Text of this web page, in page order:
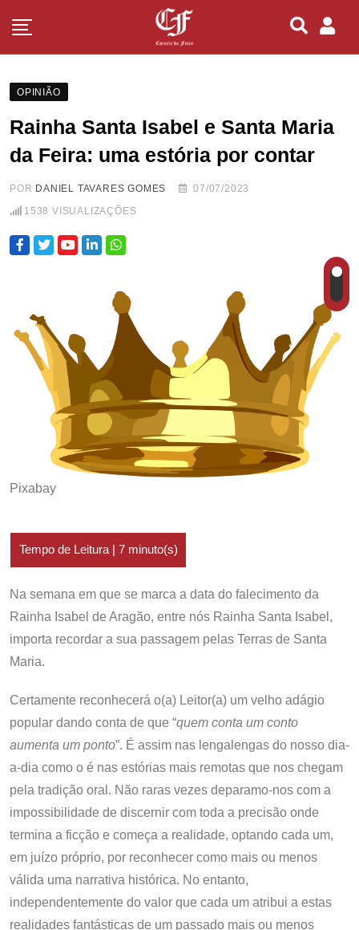
OPINIÃO
Rainha Santa Isabel e Santa Maria
da Feira: uma estória por contar
POR DANIEL TAVARES GOMES
07/07/2023
1538 VISUALIZAÇÕES
Pixabay
Na semana em que se marca a data do falecimento da
Rainha Isabel de Aragão, entre nós Rainha Santa Isabel,
importa recordar a sua passagem pelas Terras de Santa
Maria.
Certamente reconhecerá o(a) Leitor(a) um velho adágio
popular dando conta de que “quem conta um conto
aumenta um ponto”. É assim nas lengalengas do nosso dia-
a-dia como o é nas estórias mais remotas que nos chegam
pela tradição oral. Não raras vezes deparamo-nos com a
impossibilidade de discernir com toda a precisão onde
termina a ficção e começa a realidade, optando cada um,
em juízo próprio, por reconhecer como mais ou menos
válida uma narrativa histórica. No entanto,
independentemente do valor que cada um atribui a estas
realidades fantásticas de um passado mais ou menos